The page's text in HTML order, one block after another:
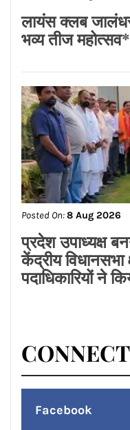
Posted On: 8 Aug 2026
ਡਾ.ਐਸ.ਪੀ.ਸਿੰਘ
ਅਸ਼ੋਕ ਕੁਮਾਰ ਦਾ
ਭਾਰਤ ਪਹੁੰਚਿਆ
Posted On:8 Aug 2026